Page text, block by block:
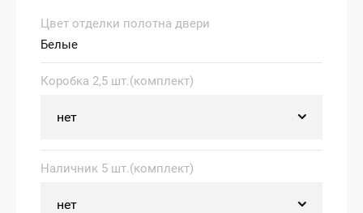
Цвет отделки полотна двери
Белые
Коробка 2,5 шт.(комплект)
Наличник 5 шт.(комплект)